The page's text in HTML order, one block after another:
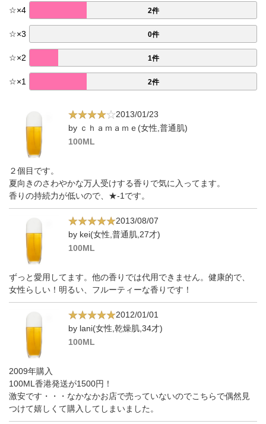
☆×4 2件
☆×3 0件
☆×2 1件
☆×1 2件
2013/01/23
by ｃｈａｍａｍｅ(女性,普通肌)
100ML
２個目です。
夏向きのさわやかな万人受けする香りで気に入ってます。
香りの持続力が低いので、★-1です。
2013/08/07
by kei(女性,普通肌,27才)
100ML
ずっと愛用してます。他の香りでは代用できません。健康的で、
女性らしい！明るい、フルーティーな香りです！
2012/01/01
by lani(女性,乾燥肌,34才)
100ML
2009年購入
100ML香港発送が1500円！
激安です・・・なかなかお店で売っていないのでこちらで偶然見
つけて嬉しくて購入してしまいました。